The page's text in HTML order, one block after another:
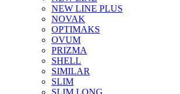
NEW LINE PLUS
NOVAK
OPTIMAKS
OVUM
PRIZMA
SHELL
SIMILAR
SLIM
SLIM LONG